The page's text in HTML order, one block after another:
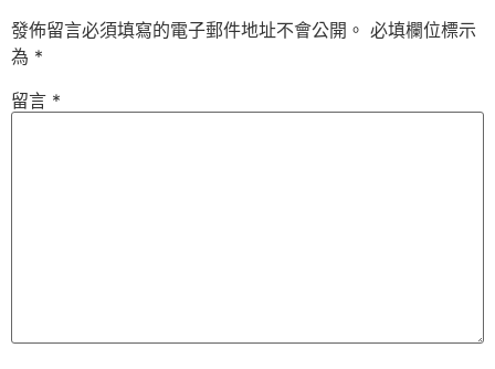
發佈留言必須填寫的電子郵件地址不會公開。 必填欄位標示
為 *
留言 *